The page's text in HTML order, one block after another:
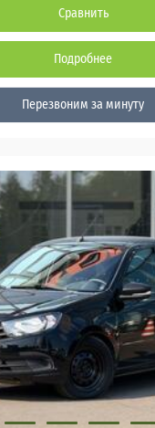
Сравнить
Подробнее
Перезвоним за минуту